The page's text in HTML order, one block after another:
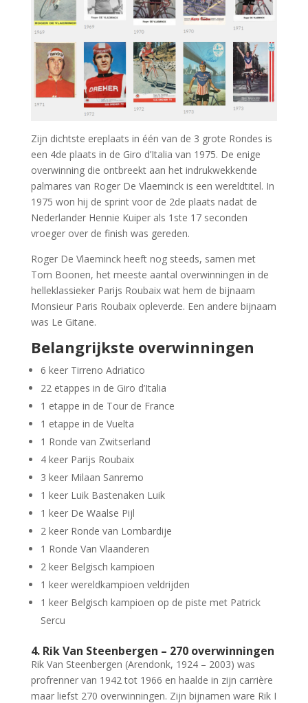
Zijn dichtste ereplaats in één van de 3 grote Rondes is
een 4de plaats in de Giro d’Italia van 1975. De enige
overwinning die ontbreekt aan het indrukwekkende
palmares van Roger De Vlaeminck is een wereldtitel. In
1975 won hij de sprint voor de 2de plaats nadat de
Nederlander Hennie Kuiper als 1ste 17 seconden
vroeger over de finish was gereden.
Roger De Vlaeminck heeft nog steeds, samen met
Tom Boonen, het meeste aantal overwinningen in de
helleklassieker Parijs Roubaix wat hem de bijnaam
Monsieur Paris Roubaix opleverde. Een andere bijnaam
was Le Gitane.
Belangrijkste overwinningen
6 keer Tirreno Adriatico
22 etappes in de Giro d’Italia
1 etappe in de Tour de France
1 etappe in de Vuelta
1 Ronde van Zwitserland
4 keer Parijs Roubaix
3 keer Milaan Sanremo
1 keer Luik Bastenaken Luik
1 keer De Waalse Pijl
2 keer Ronde van Lombardije
1 Ronde Van Vlaanderen
2 keer Belgisch kampioen
1 keer wereldkampioen veldrijden
1 keer Belgisch kampioen op de piste met Patrick
Sercu
4. Rik Van Steenbergen – 270 overwinningen
Rik Van Steenbergen (Arendonk, 1924 – 2003) was
profrenner van 1942 tot 1966 en haalde in zijn carrière
maar liefst 270 overwinningen. Zijn bijnamen ware Rik I